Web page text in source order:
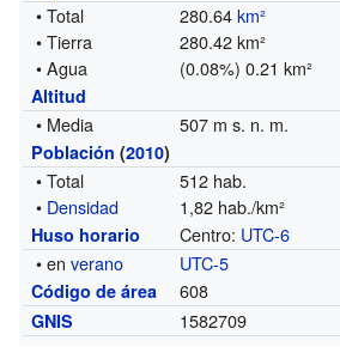
• Total 280.64km²
• Tierra
280.42 km²
• Agua
(0.08%) 0.21 km²
Altitud
• Media 507 m s. n. m.
Población (2010)
• Total
512 hab.
• Densidad 1,82 hab./km²
Huso horario Centro: UTC-6
• enverano UTC-5
Código de área 608
GNIS 1582709